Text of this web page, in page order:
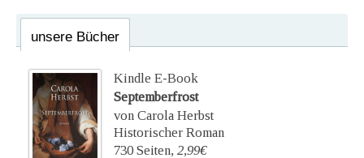
unsere Bücher
Kindle E-Book
Septemberfrost
von Carola Herbst
Historischer Roman
730 Seiten, 2,99€